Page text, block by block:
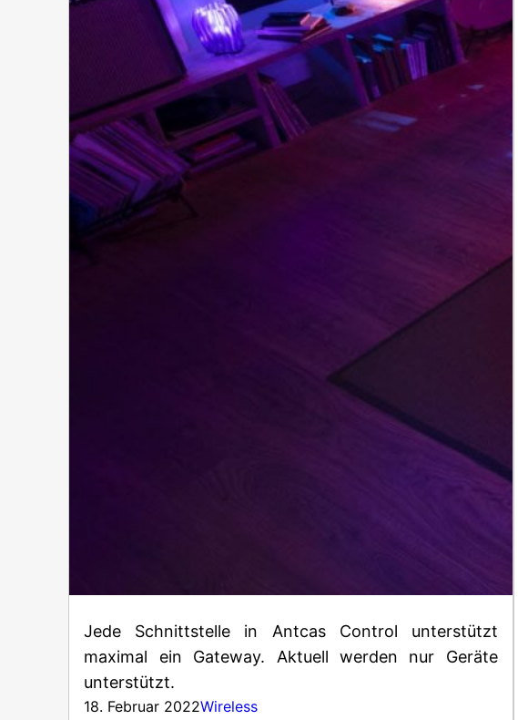
Jede Schnittstelle in Antcas Control unterstützt
maximal ein Gateway. Aktuell werden nur Geräte
unterstützt.
18. Februar 2022Wireless